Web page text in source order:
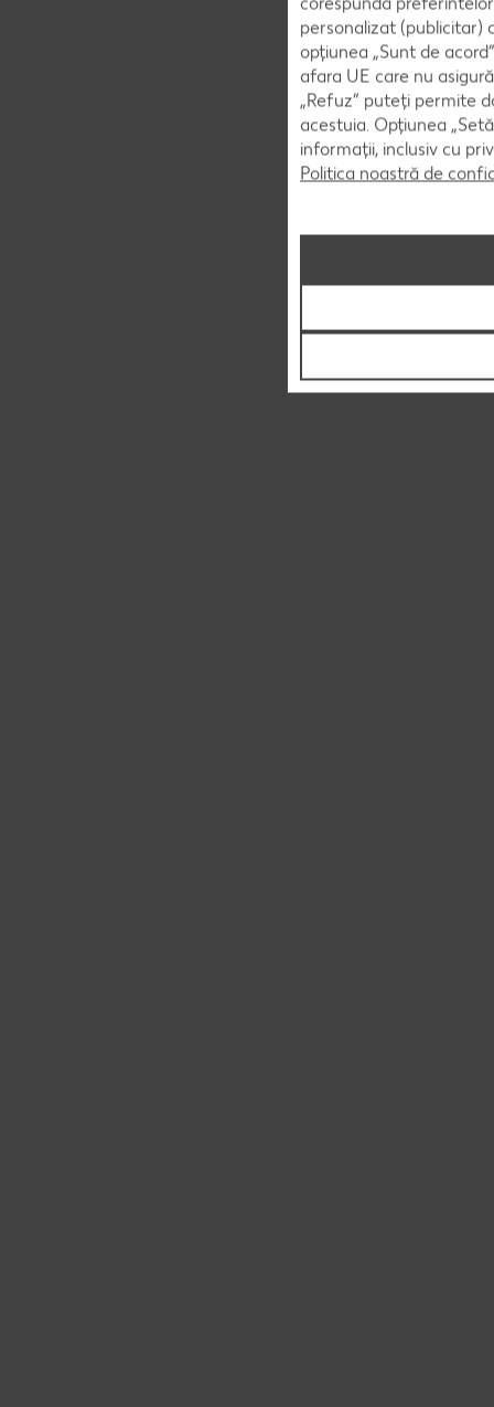
personalizat (publicitar)
opțiunea „Sunt de
afara UE care nu
„Refuz” puteți permite
acestuia. Opțiunea
informații, inclusiv cu
Politica noastră de